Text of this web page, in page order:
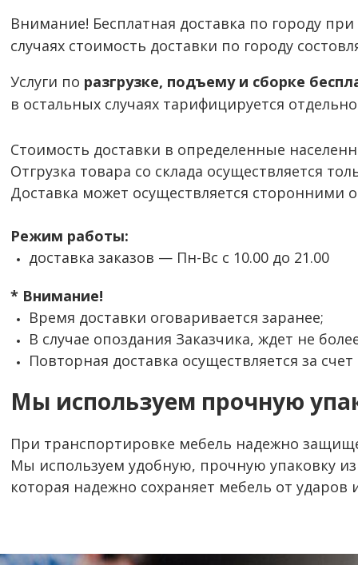
При транспортировке мебель надежно
Мы используем удобную, прочную упаковку
которая надежно сохраняет мебель от
Мы используем прочную
Услуги по разгрузке, подъему и сборке
в остальных случаях тарифицируется
Стоимость доставки в определенные
Отгрузка товара со склада осуществляется
Доставка может осуществляется сторонними
Режим работы:
доставка заказов — Пн-Вс с 10.00 до 21.00
* Внимание!
Время доставки оговаривается заранее;
В случае опоздания Заказчика, ждет не
Повторная доставка осуществляется за счет
Внимание! Бесплатная доставка по городу
случаях стоимость доставки по городу